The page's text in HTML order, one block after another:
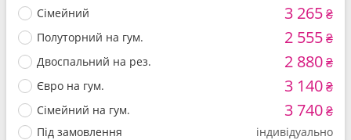
Сімейний 3 265₴
Полуторний на гум. 2 555₴
Двоспальний на рез. 2 880₴
Євро на гум. 3 140₴
Сімейний на гум. 3 740₴
Під замовлення індивідуально